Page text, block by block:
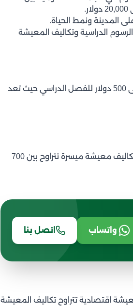
الدراسية وتكاليف المعيشة
تقدم الجامعات الحكومية تعليمًا مجانيًا أو برسوم رمزية تصل إلى 500 دولار للفصل الدراسي حيث تعد
رسوم دراسية منخفضة تتراوح بين 3000 إلى 7000 دولار سنويًا وتكاليف معيشة ميسرة تتراوح بين 700
واتساب اتصل بنا
3000 إلى 7000 دولار سنويًا ومعيشة اقتصادية تتراوح تكاليف المعيشة